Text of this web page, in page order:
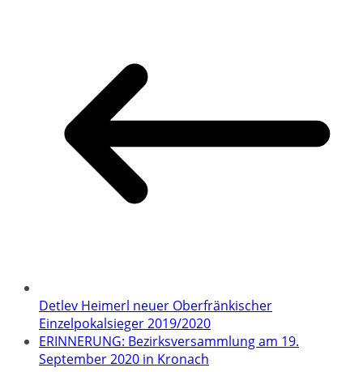
Detlev Heimerl neuer Oberfränkischer
Einzelpokalsieger 2019/2020
ERINNERUNG: Bezirksversammlung am 19.
September 2020 in Kronach